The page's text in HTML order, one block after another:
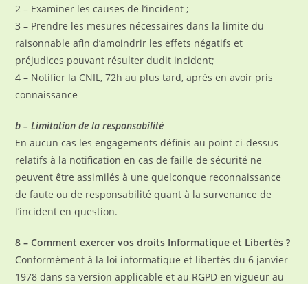
2 – Examiner les causes de l’incident ;
3 – Prendre les mesures nécessaires dans la limite du
raisonnable afin d’amoindrir les effets négatifs et
préjudices pouvant résulter dudit incident;
4 – Notifier la CNIL, 72h au plus tard, après en avoir pris
connaissance
b – Limitation de la responsabilité
En aucun cas les engagements définis au point ci-dessus
relatifs à la notification en cas de faille de sécurité ne
peuvent être assimilés à une quelconque reconnaissance
de faute ou de responsabilité quant à la survenance de
l’incident en question.
8 – Comment exercer vos droits Informatique et Libertés ?
Conformément à la loi informatique et libertés du 6 janvier
1978 dans sa version applicable et au RGPD en vigueur au